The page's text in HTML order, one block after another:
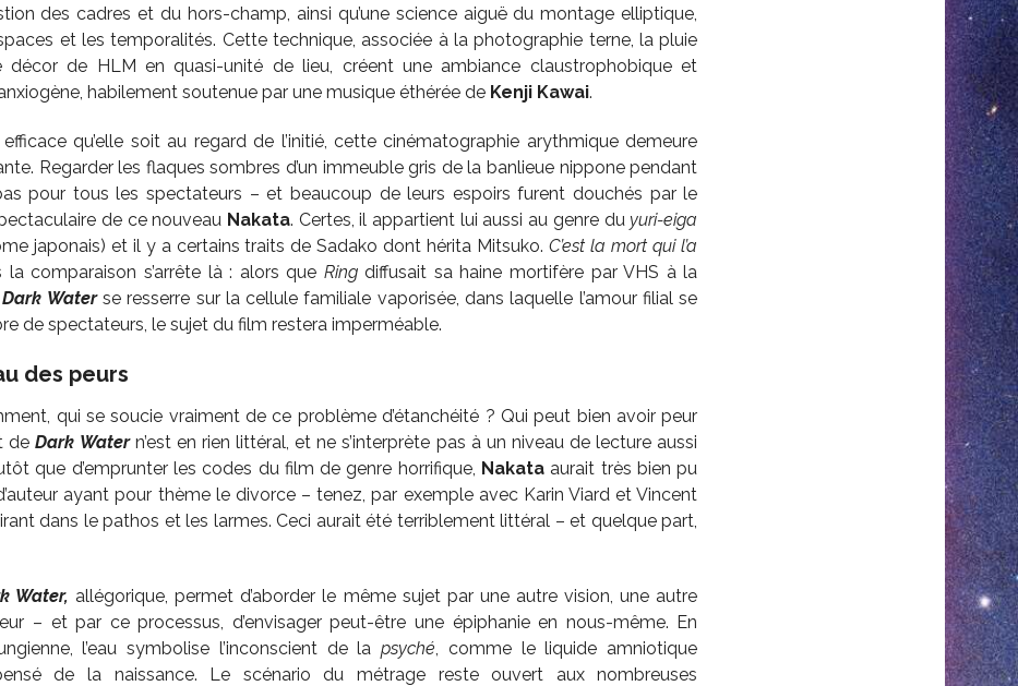
des cadres et du hors-champ, ainsi qu’une science aiguë du montage elliptique,
et les temporalités. Cette technique, associée à la photographie terne, la pluie
décor de HLM en quasi-unité de lieu, créent une ambiance claustrophobique et
habilement soutenue par une musique éthérée de Kenji Kawai.
qu’elle soit au regard de l’initié, cette cinématographie arythmique demeure
Regarder les flaques sombres d’un immeuble gris de la banlieue nippone pendant
pour tous les spectateurs – et beaucoup de leurs espoirs furent douchés par le
de ce nouveau Nakata. Certes, il appartient lui aussi au genre du yuri-eiga
japonais) et il y a certains traits de Sadako dont hérita Mitsuko. C’est la mort qui l’a
la comparaison s’arrête là : alors que Ringdiffusait sa haine mortifère par VHS à la
Dark Waterse resserre sur la cellule familiale vaporisée, dans laquelle l’amour filial se
de spectateurs, le sujet du film restera imperméable.
des peurs
qui se soucie vraiment de ce problème d’étanchéité ? Qui peut bien avoir peur
deDark Watern’est en rien littéral, et ne s’interprète pas à un niveau de lecture aussi
que d’emprunter les codes du film de genre horrifique, Nakata aurait très bien pu
ayant pour thème le divorce – tenez, par exemple avec Karin Viard et Vincent
dans le pathos et les larmes. Ceci aurait été terriblement littéral – et quelque part,
Water, allégorique, permet d’aborder le même sujet par une autre vision, une autre
– et par ce processus, d’envisager peut-être une épiphanie en nous-même. En
l’eau symbolise l’inconscient de lapsyché, comme le liquide amniotique
de la naissance. Le scénario du métrage reste ouvert aux nombreuses